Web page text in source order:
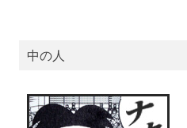
中の人